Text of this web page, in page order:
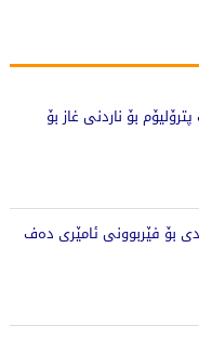
بۆ ناردنی غاز بۆ
بۆ فێربوونی ئامێری دەف